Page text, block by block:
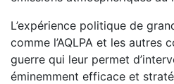
L’expérience politique de
comme l’AQLPA et les autres
guerre qui leur permet
éminemment efficace et